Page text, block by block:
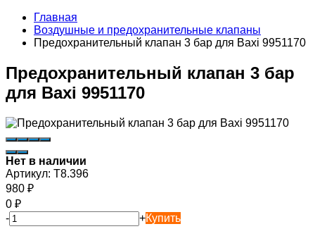
Главная
Воздушные и предохранительные клапаны
Предохранительный клапан 3 бар для Baxi 9951170
Предохранительный клапан 3 бар
для Baxi 9951170
Нет в наличии
Артикул: T8.396
980 ₽
0 ₽
-
+Купить